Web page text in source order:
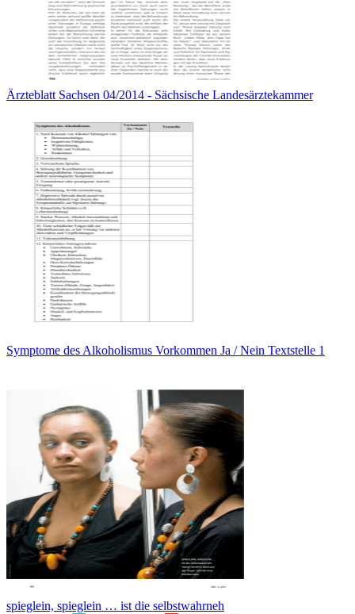
Ärzteblatt Sachsen 04/2014 - Sächsische Landesärztekammer
Symptome des Alkoholismus Vorkommen Ja / Nein Textstelle 1
spieglein, spieglein … ist die selbstwahrneh